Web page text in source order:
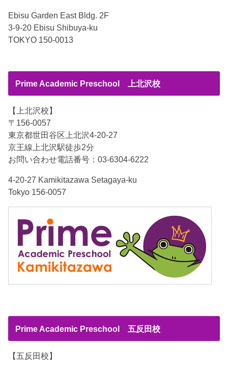
Ebisu Garden East Bldg. 2F
3-9-20 Ebisu Shibuya-ku
TOKYO 150-0013
Prime Academic Preschool 上北沢校
【上北沢校】
〒156-0057
東京都世田谷区上北沢4-20-27
京王線上北沢駅徒歩2分
お問い合わせ電話番号：03-6304-6222
4-20-27 Kamikitazawa Setagaya-ku
Tokyo 156-0057
Prime Academic Preschool 五反田校
【五反田校】